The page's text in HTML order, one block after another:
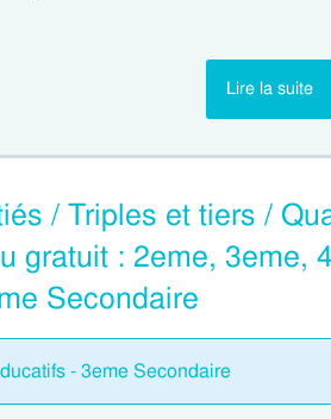
Lire la suite
/ Triples et tiers /
gratuit : 2eme, 3eme,
Secondaire
- 3eme Secondaire